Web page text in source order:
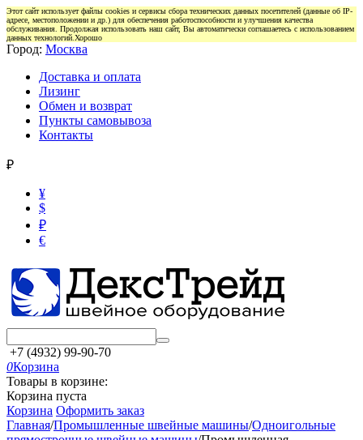
Этот сайт использует файлы cookies и сервисы сбора технических данных посетителей (данные об IP-
адресе, местоположении и др.) для обеспечения работоспособности и улучшения качества
обслуживания. Продолжая использовать наш сайт, Вы автоматически соглашаетесь с использованием
данных технологий. Хорошо
Город: Москва
Доставка и оплата
Лизинг
Обмен и возврат
Пункты самовывоза
Контакты
₽
¥
$
₽
€
+7 (4932) 99-90-70
0Корзина
Товары в корзине:
Корзина пуста
Корзина Оформить заказ
Главная/Промышленные швейные машины/Одноигольные